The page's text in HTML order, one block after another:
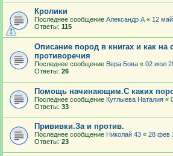
Кролики
Последнее сообщение Александр А « 12
Ответы: 115
Описание пород в книгах и как на
противоречия
Последнее сообщение Вера Бова « 02 июл
Ответы: 26
Помощь начинающим.С каких
Последнее сообщение Кутлыева Наталия «
Ответы: 33
Прививки.За и против.
Последнее сообщение Николай 43 « 28 фев
Ответы: 23